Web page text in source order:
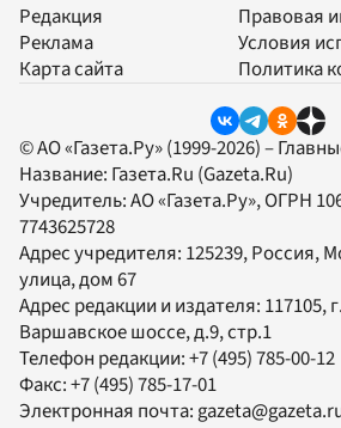
Редакция
Реклама
Карта сайта
Правовая
Условия
Политика
© АО «Газета.Ру» (1999-2026) –
Название: Газета.Ru (Gazeta.Ru)
Учредитель:АО «Газета.Ру», ОГРН
7743625728
Адрес учредителя: 125239, Россия,
улица, дом 67
Адрес редакции и издателя: 117105, г.
Варшавское шоссе, д.9, стр.1
Телефон редакции:+7 (495) 785-00-12
Факс:+7 (495) 785-17-01
Электронная почта: